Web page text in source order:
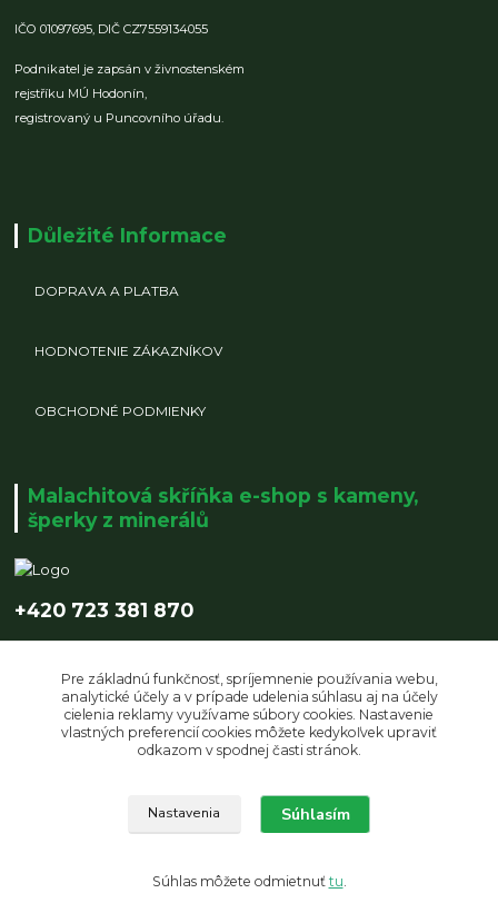
IČO 01097695, DIČ CZ7559134055
Podnikatel je zapsán v živnostenském
rejstříku MÚ Hodonín,
registrovaný u Puncovního úřadu.
Důležité Informace
DOPRAVA A PLATBA
HODNOTENIE ZÁKAZNÍKOV
OBCHODNÉ PODMIENKY
Malachitová skříňka e-shop s kameny,
šperky z minerálů
+420 723 381 870
Upravit sběr cookies.
© Copyright 2019 Malachitová skříňka | design by LUCZI DESIGNE s.r.o.
Pre základnú funkčnosť, spríjemnenie používania webu,
analytické účely a v prípade udelenia súhlasu aj na účely
cielenia reklamy využívame súbory cookies. Nastavenie
vlastných preferencií cookies môžete kedykoľvek upraviť
odkazom v spodnej časti stránok.
Nastavenia Súhlasím
Súhlas môžete odmietnuť tu.